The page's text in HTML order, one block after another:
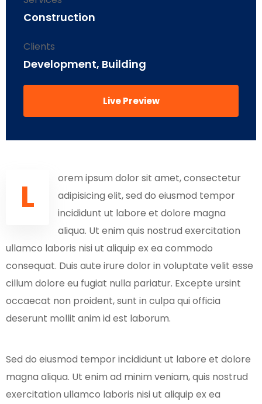
Construction
Clients
Development, Building
Live Preview
L
orem ipsum dolor sit amet, consectetur
adipisicing elit, sed do eiusmod tempor
incididunt ut labore et dolore magna
aliqua. Ut enim quis nostrud exercitation
ullamco laboris nisi ut aliquip ex ea commodo
consequat. Duis aute irure dolor in voluptate velit esse
cillum dolore eu fugiat nulla pariatur. Excepte ursint
occaecat non proident, sunt in culpa qui officia
deserunt mollit anim id est laborum.
Sed do eiusmod tempor incididunt ut labore et dolore
magna aliqua. Ut enim ad minim veniam, quis nostrud
exercitation ullamco laboris nisi ut aliquip ex ea